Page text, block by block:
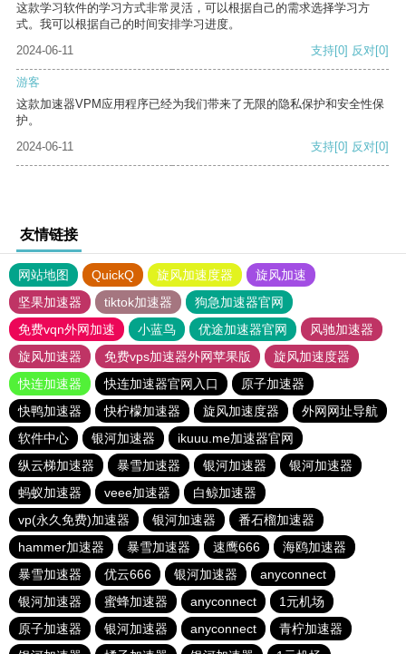
这款学习软件的学习方式非常灵活，可以根据自己的需求选择学习方
式。我可以根据自己的时间安排学习进度。
2024-06-11
支持[0] 反对[0]
游客
这款加速器VPM应用程序已经为我们带来了无限的隐私保护和安全性保
护。
2024-06-11
支持[0] 反对[0]
友情链接
网站地图 QuickQ 旋风加速度器
旋风加速
坚果加速器
tiktok加速器
狗急加速器官网
免费vqn外网加速
小蓝鸟 优途加速器官网
风驰加速器
旋风加速器
免费vps加速器外网苹果版
旋风加速度器
快连加速器
快连加速器官网入口
原子加速器
快鸭加速器
快柠檬加速器 旋风加速度器
外网网址导航
软件中心
银河加速器
ikuuu.me加速器官网
纵云梯加速器
暴雪加速器 银河加速器
银河加速器
蚂蚁加速器
veee加速器
白鲸加速器
vp(永久免费)加速器
银河加速器
番石榴加速器
hammer加速器
暴雪加速器 速鹰666
海鸥加速器
暴雪加速器
优云666 银河加速器
anyconnect
银河加速器
蜜蜂加速器 anyconnect
1元机场
原子加速器
银河加速器 anyconnect
青柠加速器